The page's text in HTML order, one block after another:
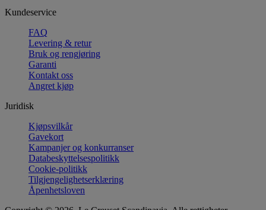
Kundeservice
FAQ
Levering & retur
Bruk og rengjøring
Garanti
Kontakt oss
Angret kjøp
Juridisk
Kjøpsvilkår
Gavekort
Kampanjer og konkurranser
Databeskyttelsespolitikk
Cookie-politikk
Tilgjengelighetserklæring
Åpenhetsloven